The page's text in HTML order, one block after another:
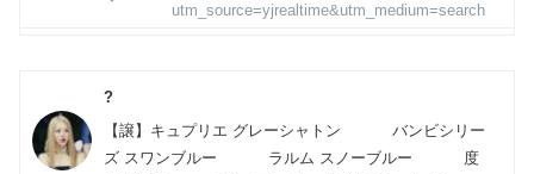
utm_source=yjrealtime&utm_medium=search
?
【譲】キュプリエ グレーシャトン バンビシリー
ズ スワンブルー ラルム スノーブルー 度